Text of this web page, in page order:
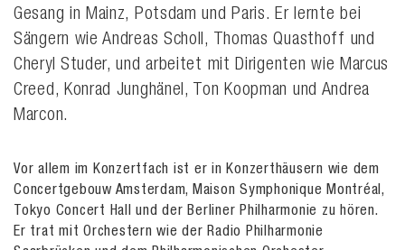
Gesang in Mainz, Potsdam und Paris. Er lernte bei
Sängern wie Andreas Scholl, Thomas Quasthoff und
Cheryl Studer, und arbeitet mit Dirigenten wie Marcus
Creed, Konrad Junghänel, Ton Koopman und Andrea
Marcon.
Vor allem im Konzertfach ist er in Konzerthäusern wie dem
Concertgebouw Amsterdam, Maison Symphonique Montréal,
Tokyo Concert Hall und der Berliner Philharmonie zu hören.
Er trat mit Orchestern wie der Radio Philharmonie